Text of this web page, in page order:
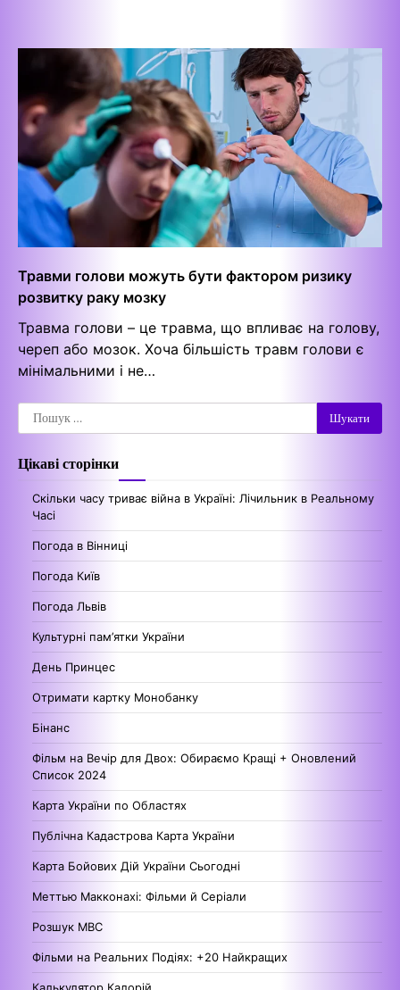
Травми голови можуть бути фактором ризику
розвитку раку мозку
Травма голови – це травма, що впливає на голову,
череп або мозок. Хоча більшість травм голови є
мінімальними і не…
Пошук:
Цікаві сторінки
Скільки часу триває війна в Україні: Лічильник в Реальному
Часі
Погода в Вінниці
Погода Київ
Погода Львів
Культурні пам’ятки України
День Принцес
Отримати картку Монобанку
Бінанс
Фільм на Вечір для Двох: Обираємо Кращі + Оновлений
Список 2024
Карта України по Областях
Публічна Кадастрова Карта України
Карта Бойових Дій України Сьогодні
Меттью Макконахі: Фільми й Серіали
Розшук МВС
Фільми на Реальних Подіях: +20 Найкращих